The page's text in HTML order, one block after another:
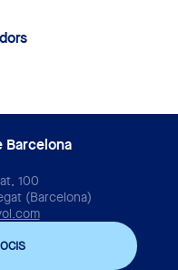
100
(Barcelona)